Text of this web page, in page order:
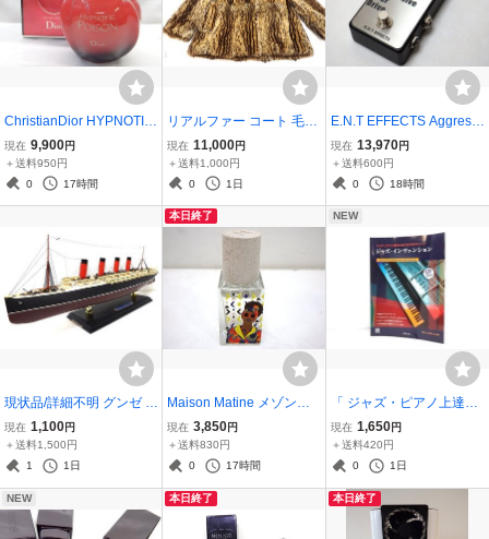
ChristianDior HYPNOTIC
POISON クリスチャンデ
ィオール ヒプノティック
プワゾン EDT 100ml ほぼ
現在 9,900円
＋送料950円
0
17時間
リアルファー コート 毛皮
毛種不明 ハーフコート ブ
ラウン 11号 豹柄
現在 11,000円
＋送料1,000円
0
1日
E.N.T EFFECTS Aggressi
ve Over Drive エフェクタ
ー オーバードライブ
現在 13,970円
＋送料600円
0
18時間
現状品/詳細不明 グンゼ 1/
350 ルシタニア号 プラモ
デル 全長67㎝ R.M.S.LUS
ITANIA 客船 模型
現在 1,100円
＋送料1,500円
1
1日
本日終了
Maison Matine メゾンマ
ティン WARNI WARNI ワ
ルニワルニ■オードパルフ
ァム EDP 15ml 残量9割程
ンス
現在 3,850円
＋送料830円
0
17時間
NEW
「 ジャズ・ピアノ上達の
ための50のエチュード ジ
ャズ・インヴェンション
」 CD付き 書籍 楽譜 教則
カンリフ
現在 1,650円
＋送料420円
0
1日
NEW 本日終了 本日終了